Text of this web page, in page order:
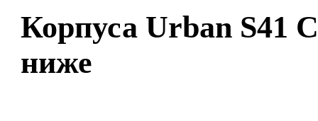
Корпуса Urban S41
ниже